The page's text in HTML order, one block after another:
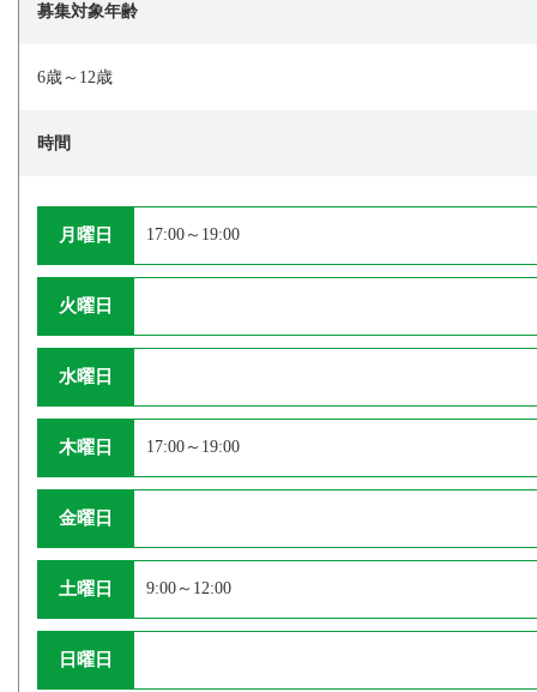
募集対象年齢
6歳～12歳
時間
月曜日 17:00～19:00
火曜日
水曜日
木曜日 17:00～19:00
金曜日
土曜日 9:00～12:00
日曜日